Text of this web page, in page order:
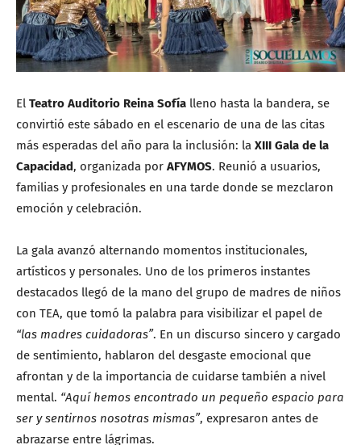
El Teatro Auditorio Reina Sofía lleno hasta la bandera, se
convirtió este sábado en el escenario de una de las citas
más esperadas del año para la inclusión: la XIII Gala de la
Capacidad, organizada por AFYMOS. Reunió a usuarios,
familias y profesionales en una tarde donde se mezclaron
emoción y celebración.
La gala avanzó alternando momentos institucionales,
artísticos y personales. Uno de los primeros instantes
destacados llegó de la mano del grupo de madres de niños
con TEA, que tomó la palabra para visibilizar el papel de
“las madres cuidadoras”. En un discurso sincero y cargado
de sentimiento, hablaron del desgaste emocional que
afrontan y de la importancia de cuidarse también a nivel
mental. “Aquí hemos encontrado un pequeño espacio para
ser y sentirnos nosotras mismas”, expresaron antes de
abrazarse entre lágrimas.